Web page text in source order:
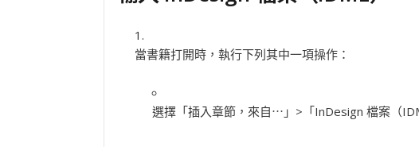
當書籍打開時，執行下列其中一項操作：
選擇「插入章節，來自⋯」>「InDesign 檔案（